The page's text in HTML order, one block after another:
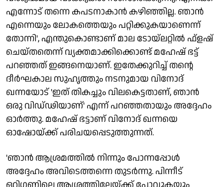
എന്നോട് തന്നെ കപടനാകാന്‍ കഴിഞ്ഞില്ല. ഞാന്‍
എന്നെയും ലോകത്തെയും പറ്റിക്കുകയാണെന്ന്
തോന്നി', എന്തുകൊണ്ടാണ് മാല ടോയ്ലറ്റില്‍ ഫ്‌ളഷ്
ചെയ്തതെന്ന് വ്യക്തമാക്കിക്കൊണ്ട് മഹേഷ് ഭട്ട്
പറഞ്ഞത് ഇങ്ങനെയാണ്. ഇതേക്കുറിച്ച് തന്റെ
ദീര്‍ഘകാല സുഹൃത്തും നടനുമായ വിനോദ്
ഖന്നയോട് 'ഇത് തികച്ചും വിലകെട്ടതാണ്, ഞാന്‍
ഒരു വിഡ്ഢിയാണ്' എന്ന് പറഞ്ഞതായും അദ്ദേഹം
ഓര്‍ത്തു. മഹേഷ് ഭട്ടാണ് വിനോദ് ഖന്നയെ
ഓഷോയ്ക്ക് പരിചയപ്പെടുത്തുന്നത്.
'ഞാന്‍ ആശ്രമത്തില്‍ നിന്നും പോന്നപ്പോള്‍
അദ്ദേഹം അവിടെത്തന്നെ തുടര്‍ന്നു. പിന്നീട്